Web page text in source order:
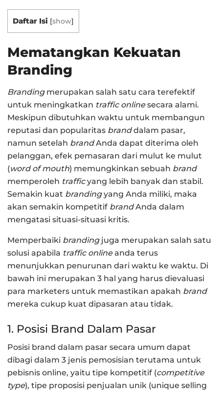
Daftar Isi [show]
Mematangkan Kekuatan
Branding
Brandingmerupakan salah satu cara terefektif
untuk meningkatkan traffic onlinesecara alami.
Meskipun dibutuhkan waktu untuk membangun
reputasi dan popularitas branddalam pasar,
namun setelah brandAnda dapat diterima oleh
pelanggan, efek pemasaran dari mulut ke mulut
(word of mouth) memungkinkan sebuah brand
memperoleh trafficyang lebih banyak dan stabil.
Semakin kuat brandingyang Anda miliki, maka
akan semakin kompetitif brandAnda dalam
mengatasi situasi-situasi kritis.
Memperbaiki brandingjuga merupakan salah satu
solusi apabila traffic onlineanda terus
menunjukkan penurunan dari waktu ke waktu. Di
bawah ini merupakan 3 hal yang harus dievaluasi
para marketers untuk memastikan apakah brand
mereka cukup kuat dipasaran atau tidak.
1. Posisi Brand Dalam Pasar
Posisi brand dalam pasar secara umum dapat
dibagi dalam 3 jenis pemosisian terutama untuk
pebisnis online, yaitu tipe kompetitif (competitive
type), tipe proposisi penjualan unik (unique selling